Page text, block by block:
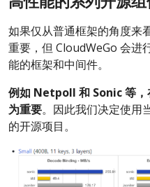
如果仅从普通框架的角度来
重要，但 CloudWeGo 会进
能的框架和中间件。
例如 Netpoll 和 Sonic 等，
为重要。因此我们决定使用
的开源项目。